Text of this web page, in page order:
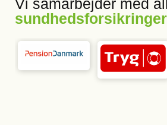
Vi samarbejder med
sundhedsforsikringer